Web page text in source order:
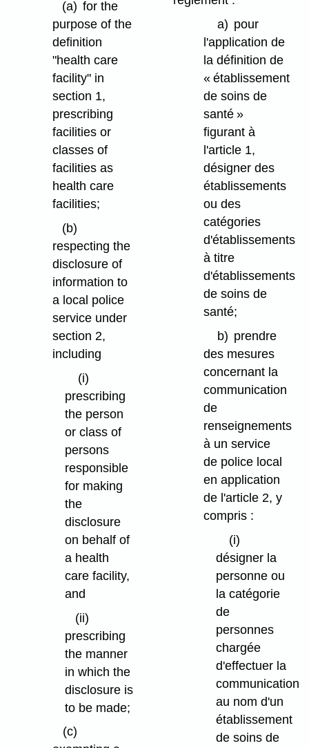
(a) for the
purpose of the
definition
"health care
facility" in
section 1,
prescribing
facilities or
classes of
facilities as
health care
facilities;
(b)
respecting the
disclosure of
information to
a local police
service under
section 2,
including
(i)
prescribing
the person
or class of
persons
responsible
for making
the
disclosure
on behalf of
a health
care facility,
and
(ii)
prescribing
the manner
in which the
disclosure is
to be made;
(c)
a) pour
l'application de
la définition de
« établissement
de soins de
santé »
figurant à
l'article 1,
désigner des
établissements
ou des
catégories
d'établissements
à titre
d'établissements
de soins de
santé;
b) prendre
des mesures
concernant la
communication
de
renseignements
à un service
de police local
en application
de l'article 2, y
compris :
(i)
désigner la
personne ou
la catégorie
de
personnes
chargée
d'effectuer la
communication
au nom d'un
établissement
de soins de